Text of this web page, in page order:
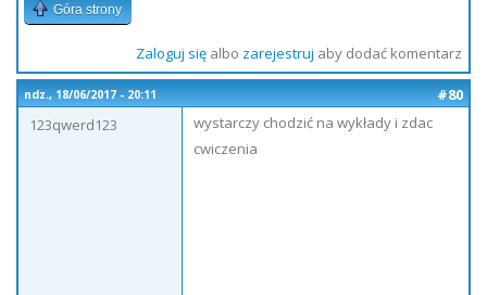
Góra strony
Zaloguj sięalbo zarejestruj aby dodać komentarz
ndz., 18/06/2017 - 20:11
#80
123qwerd123
wystarczy chodzić na wykłady i zdac
cwiczenia